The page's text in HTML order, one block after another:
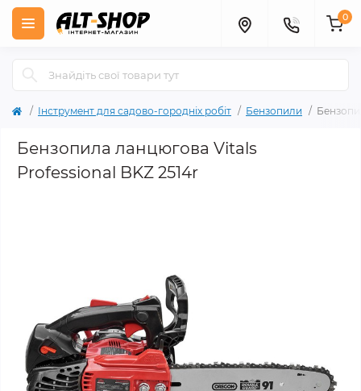
0
Інструмент для садово-городніх робіт Бензопили
Бензопила ланцюгова Vitals
Professional BKZ 2514r